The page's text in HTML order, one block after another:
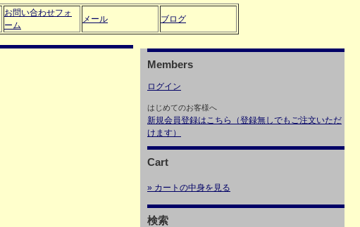
お問い合わせフォ
ーム
メール ブログ
Members
ログイン
はじめてのお客様へ
新規会員登録はこちら（登録無しでもご注文いただ
けます）
Cart
» カートの中身を見る
検索